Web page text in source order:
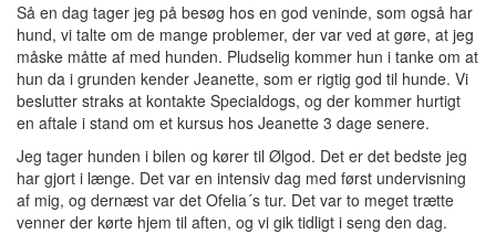
Så en dag tager jeg på besøg hos en god veninde, som også har
hund, vi talte om de mange problemer, der var ved at gøre, at jeg
måske måtte af med hunden. Pludselig kommer hun i tanke om at
hun da i grunden kender Jeanette, som er rigtig god til hunde. Vi
beslutter straks at kontakte Specialdogs, og der kommer hurtigt
en aftale i stand om et kursus hos Jeanette 3 dage senere.
Jeg tager hunden i bilen og kører til Ølgod. Det er det bedste jeg
har gjort i længe. Det var en intensiv dag med først undervisning
af mig, og dernæst var det Ofelia´s tur. Det var to meget trætte
venner der kørte hjem til aften, og vi gik tidligt i seng den dag.